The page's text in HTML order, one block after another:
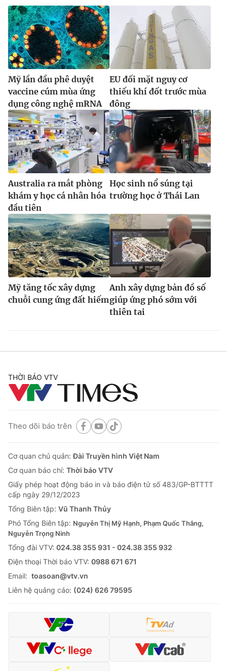
Mỹ lần đầu phê duyệt
vaccine cúm mùa ứng
dụng công nghệ mRNA
EU đối mặt nguy cơ
thiếu khí đốt trước mùa
đông
Australia ra mắt phòng
khám y học cá nhân hóa
đầu tiên
Học sinh nổ súng tại
trường học ở Thái Lan
Mỹ tăng tốc xây dựng
chuỗi cung ứng đất hiếm
Anh xây dựng bản đồ số
giúp ứng phó sớm với
thiên tai
THỜI BÁO VTV
Theo dõi báo trên
Cơ quan chủ quản:Đài Truyền hình Việt Nam
Cơ quan báo chí: Thời báo VTV
Giấy phép hoạt động báo in và báo điện tử số 483/GP-BTTTT
cấp ngày 29/12/2023
Tổng Biên tập: Vũ Thanh Thủy
Phó Tổng Biên tập: Nguyễn Thị Mỹ Hạnh, Phạm Quốc Thắng,
Nguyễn Trọng Ninh
Tổng đài VTV: 024.38 355 931 - 024.38 355 932
Ðiện thoại Thời báo VTV: 0988 671 671
Email: toasoan@vtv.vn
Liên hệ quảng cáo: (024) 626 79595